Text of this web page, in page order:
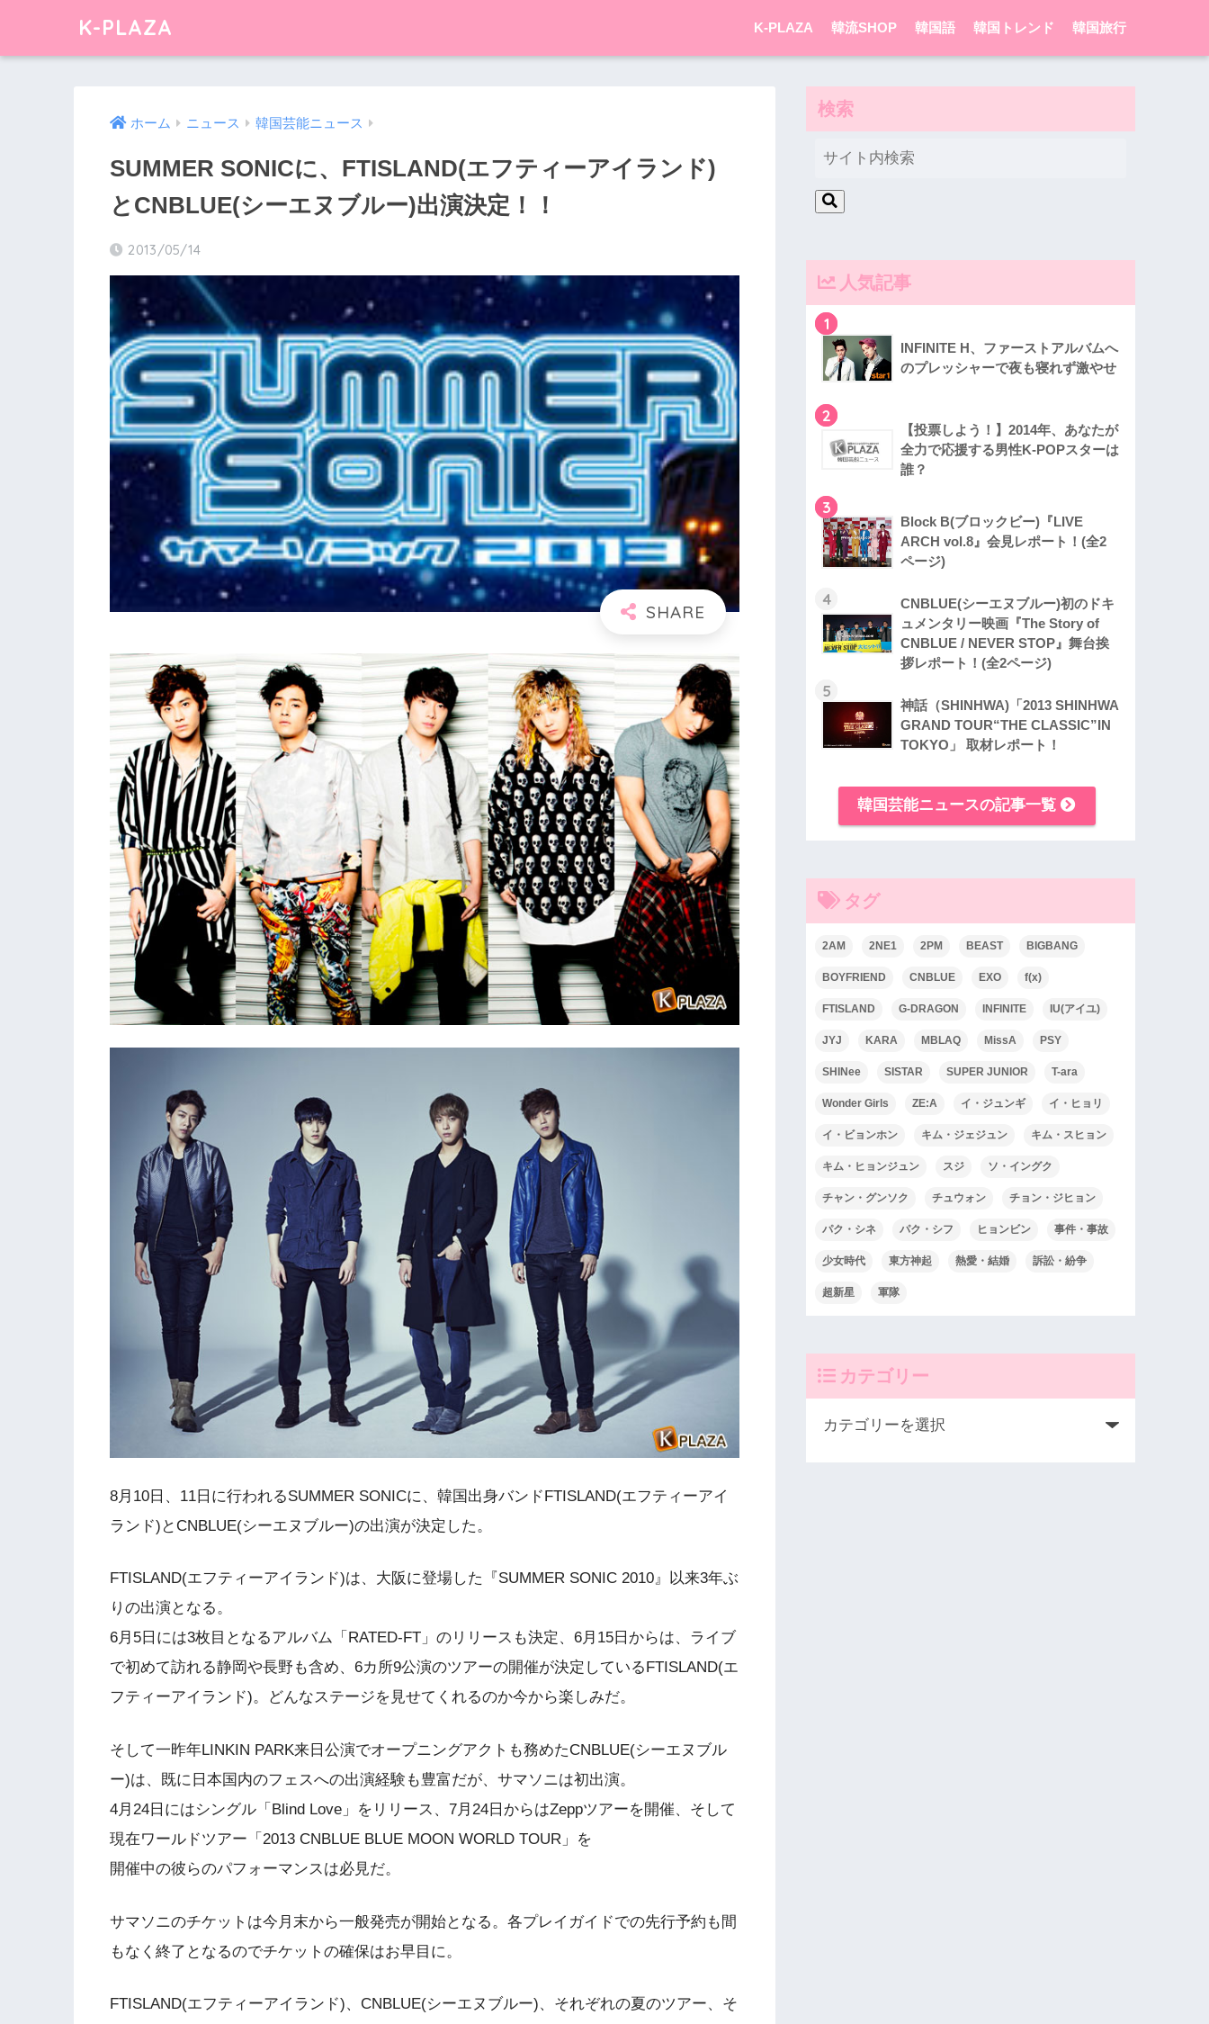
K-PLAZA K-PLAZA 韓流SHOP 韓国語 韓国トレンド 韓国旅行
ホーム ニュース 韓国芸能ニュース
SUMMER SONICに、FTISLAND(エフティーアイランド)
とCNBLUE(シーエヌブルー)出演決定！！
2013/05/14
8月10日、11日に行われるSUMMER SONICに、韓国出身バンドFTISLAND(エフティーアイ
ランド)とCNBLUE(シーエヌブルー)の出演が決定した。
FTISLAND(エフティーアイランド)は、大阪に登場した『SUMMER SONIC 2010』以来3年ぶ
りの出演となる。
6月5日には3枚目となるアルバム「RATED-FT」のリリースも決定、6月15日からは、ライブ
で初めて訪れる静岡や長野も含め、6カ所9公演のツアーの開催が決定しているFTISLAND(エ
フティーアイランド)。どんなステージを見せてくれるのか今から楽しみだ。
そして一昨年LINKIN PARK来日公演でオープニングアクトも務めたCNBLUE(シーエヌブル
ー)は、既に日本国内のフェスへの出演経験も豊富だが、サマソニは初出演。
4月24日にはシングル「Blind Love」をリリース、7月24日からはZeppツアーを開催、そして
現在ワールドツアー「2013 CNBLUE BLUE MOON WORLD TOUR」を
開催中の彼らのパフォーマンスは必見だ。
サマソニのチケットは今月末から一般発売が開始となる。各プレイガイドでの先行予約も間
もなく終了となるのでチケットの確保はお早目に。
FTISLAND(エフティーアイランド)、CNBLUE(シーエヌブルー)、それぞれの夏のツアー、そ
検索
人気記事
1
INFINITE H、ファーストアルバムへ
のプレッシャーで夜も寝れず激やせ
2
【投票しよう！】2014年、あなたが
全力で応援する男性K-POPスターは
誰？
3
Block B(ブロックビー)『LIVE
ARCH vol.8』会見レポート！(全2
ページ)
4
CNBLUE(シーエヌブルー)初のドキ
ュメンタリー映画『The Story of
CNBLUE / NEVER STOP』舞台挨
拶レポート！(全2ページ)
5
神話（SHINHWA)「2013 SHINHWA
GRAND TOUR“THE CLASSIC”IN
TOKYO」 取材レポート！
韓国芸能ニュースの記事一覧
タグ
2AM 2NE1 2PM BEAST BIGBANG
BOYFRIEND CNBLUE EXO f(x)
FTISLAND G-DRAGON INFINITE IU(アイユ)
JYJ KARA MBLAQ MissA PSY
SHINee SISTAR SUPER JUNIOR T-ara
Wonder Girls ZE:A イ・ジュンギ イ・ヒョリ
イ・ビョンホン キム・ジェジュン キム・スヒョン
キム・ヒョンジュン スジ ソ・イングク
チャン・グンソク チュウォン チョン・ジヒョン
パク・シネ パク・シフ ヒョンビン 事件・事故
少女時代 東方神起 熱愛・結婚 訴訟・紛争
超新星 軍隊
カテゴリー